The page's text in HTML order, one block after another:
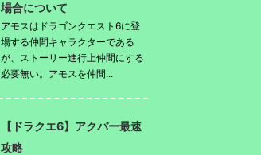
場合について
アモスはドラゴンクエスト6に登
場する仲間キャラクターである
が、ストーリー進行上仲間にする
必要無い。アモスを仲間...
【ドラクエ6】アクバー最速
攻略